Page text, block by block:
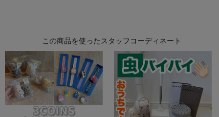
この商品を使ったスタッフコーディネート